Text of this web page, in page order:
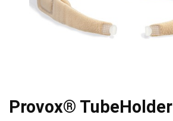
Provox® TubeHolder